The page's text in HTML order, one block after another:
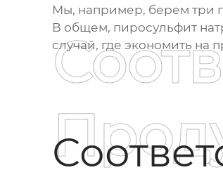
Мы, например, берем три
В общем, пиросульфит
случай, где экономить на